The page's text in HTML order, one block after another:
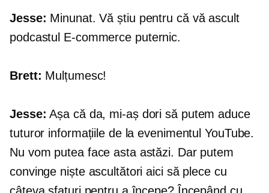
Jesse: Minunat. Vă știu pentru că vă ascult
podcastul E-commerce puternic.
Brett: Mulțumesc!
Jesse: Așa că da, mi-aș dori să putem aduce
tuturor informațiile de la evenimentul YouTube.
Nu vom putea face asta astăzi. Dar putem
convinge niște ascultători aici să plece cu